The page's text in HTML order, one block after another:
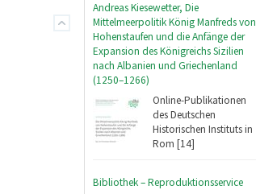
Andreas Kiesewetter, Die
Mittelmeerpolitik König Manfreds von
Hohenstaufen und die Anfänge der
Expansion des Königreichs Sizilien
nach Albanien und Griechenland
(1250–1266)
Online-Publikationen
des Deutschen
Historischen Instituts in
Rom [14]
Bibliothek – Reproduktionsservice